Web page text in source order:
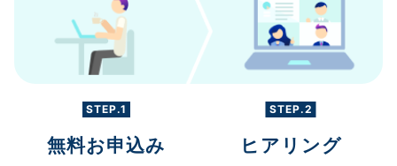
STEP.1
無料お申込み
STEP.2
ヒアリング